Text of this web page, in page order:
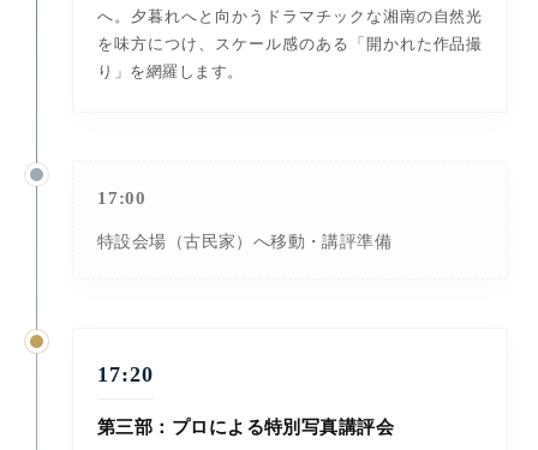
へ。夕暮れへと向かうドラマチックな湘南の自然光
を味方につけ、スケール感のある「開かれた作品撮
り」を網羅します。
17:00
特設会場（古民家）へ移動・講評準備
17:20
第三部：プロによる特別写真講評会